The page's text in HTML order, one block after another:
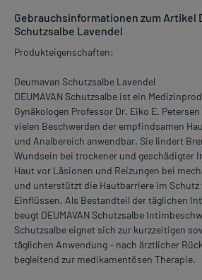
Gebrauchsinformationen zum Artikel
Schutzsalbe Lavendel
Produkteigenschaften:
Deumavan Schutzsalbe Lavendel
DEUMAVAN Schutzsalbe ist ein
Gynäkologen Professor Dr. Eiko E.
vielen Beschwerden der empfindsamen
und Analbereich anwendbar. Sie lindert
Wundsein bei trockener und geschädigter
Haut vor Läsionen und Reizungen bei
und unterstützt die Hautbarriere im Schutz
Einflüssen. Als Bestandteil der täglichen
beugt DEUMAVAN Schutzsalbe
Schutzsalbe eignet sich zur kurzzeitigen
täglichen Anwendung – nach ärztlicher
begleitend zur medikamentösen Therapie.